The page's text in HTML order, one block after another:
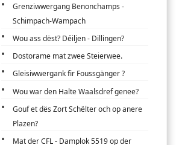
Grenziwwergang Benonchamps -
Schimpach-Wampach
Wou ass dëst? Déiljen - Dillingen?
Dostorame mat zwee Steierwee.
Gleisiwwergank fir Foussgänger ?
Wou war den Halte Waalsdref genee?
Gouf et dës Zort Schëlter och op anere
Plazen?
Mat der CFL - Damplok 5519 op der